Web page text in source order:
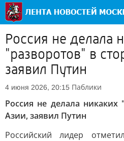
Россия не делала
"разворотов" в
заявил Путин
4 июня 2026, 20:15 Паблики
Россия не делала никаких
Азии, заявил Путин
Российский лидер